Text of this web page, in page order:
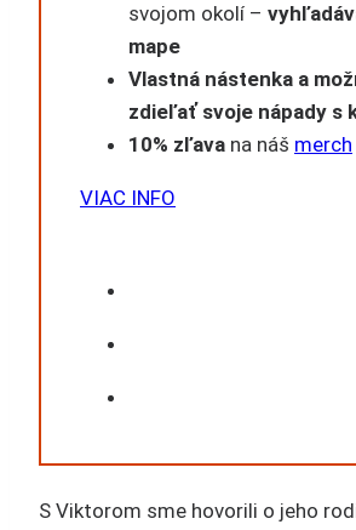
svojom okolí –
mape
Vlastná nástenka a
zdieľať svoje nápady s
10% zľava na náš merch
VIAC INFO
S Viktorom sme hovorili o jeho